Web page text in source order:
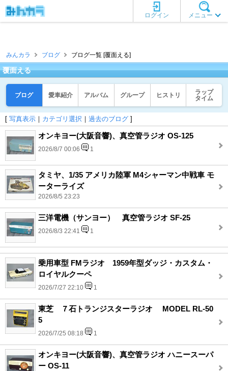
メニュー
ログイン
みんカラ ブログ ブログ一覧 [覆面える]
覆面える
ブログ 愛車紹介 アルバム グループ ヒストリ
ラップ
タイム
[ 写真表示 ｜ カテゴリ選択 ｜ 過去のブログ ]
オンキヨー(大阪音響)、真空管ラジオ OS-125
2026/8/7 00:06 1
タミヤ、1/35 アメリカ陸軍 M4シャーマン中戦車 モ
ーターライズ
2026/8/5 23:23
三洋電機（サンヨー） 真空管ラジオ SF-25
2026/8/3 22:41 1
乗用車型 FMラジオ 1959年型ダッジ・カスタム・
ロイヤルクーペ
2026/7/27 22:10 1
東芝 ７石トランジスターラジオ MODEL RL-50
5
2026/7/25 08:18 1
オンキヨー(大阪音響)、真空管ラジオ ハニースーパ
ー OS-11